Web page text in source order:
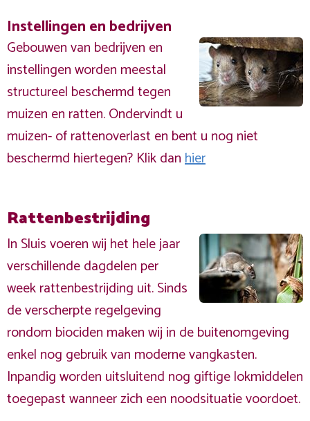
Instellingen en bedrijven
Gebouwen van bedrijven en
instellingen worden meestal
structureel beschermd tegen
muizen en ratten. Ondervindt u
muizen- of rattenoverlast en bent u nog niet
beschermd hiertegen? Klik danhier
Rattenbestrijding
In Sluis voeren wij het hele jaar
verschillende dagdelen per
week rattenbestrijding uit. Sinds
de verscherpte regelgeving
rondom biociden maken wij in de buitenomgeving
enkel nog gebruik van moderne vangkasten.
Inpandig worden uitsluitend nog giftige lokmiddelen
toegepast wanneer zich een noodsituatie voordoet.